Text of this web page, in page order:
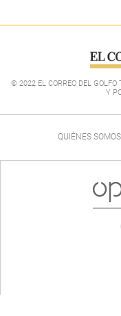
© 2022 EL CORREO DEL GOLFO
Y
QUIÉNES SOMOS